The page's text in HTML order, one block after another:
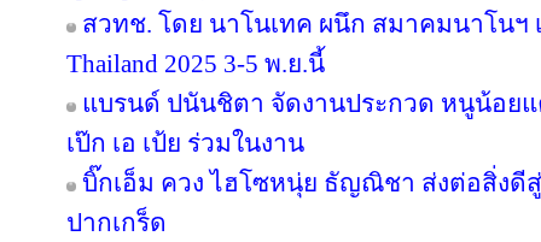
สวทช. โดย นาโนเทค ผนึก สมาคมนาโนฯ
Thailand 2025 3-5 พ.ย.นี้
แบรนด์ ปนันชิตา จัดงานประกวด หนูน้อยแ
เป๊ก เอ เป้ย ร่วมในงาน
บิ๊กเอ็ม ควง ไฮโซหนุ่ย ธัญณิชา ส่งต่อสิ่งดี
ปากเกร็ด